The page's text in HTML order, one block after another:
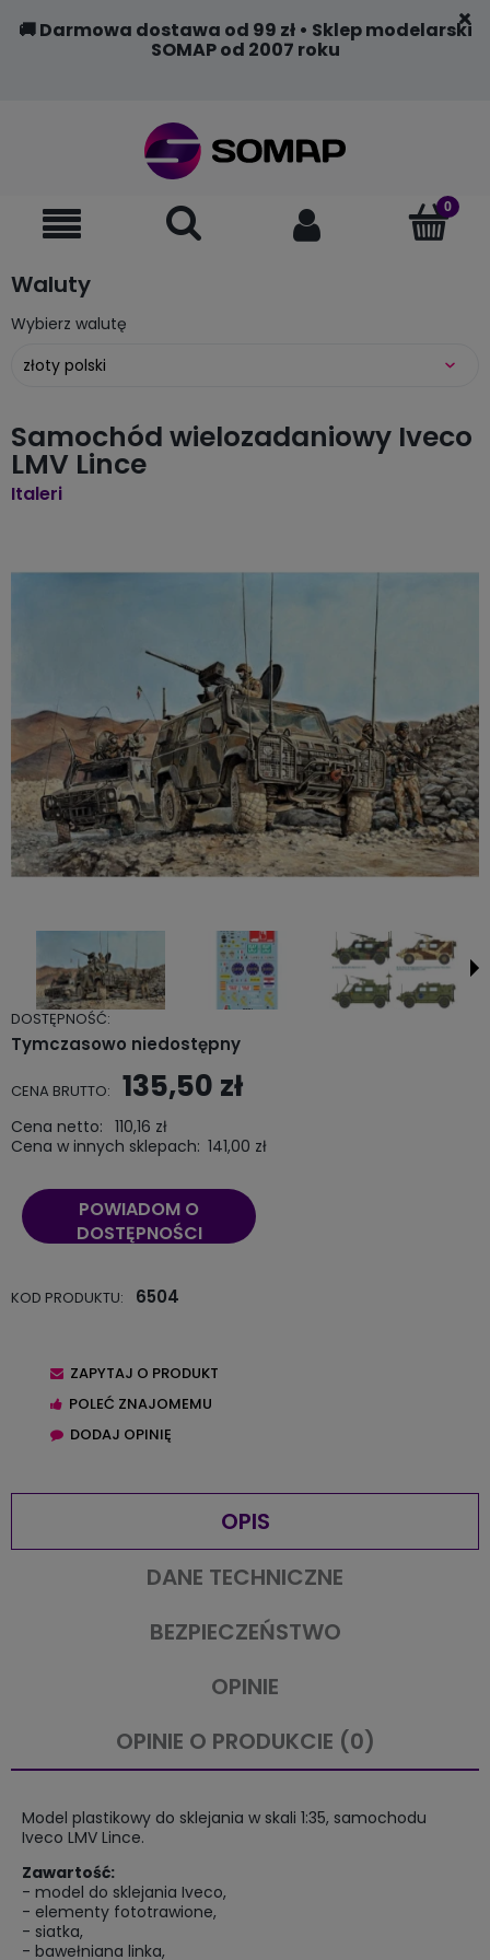
🚚 Darmowa dostawa od 99 zł • Sklep modelarski
SOMAP od 2007 roku
Waluty
Wybierz walutę
Samochód wielozadaniowy Iveco
LMV Lince
Italeri
DOSTĘPNOŚĆ:
Tymczasowo niedostępny
CENA BRUTTO: 135,50 zł
Cena netto: 110,16 zł
Cena w innych sklepach: 141,00 zł
POWIADOM O
DOSTĘPNOŚCI
KOD PRODUKTU: 6504
ZAPYTAJ O PRODUKT
POLEĆ ZNAJOMEMU
DODAJ OPINIĘ
OPIS
DANE TECHNICZNE
BEZPIECZEŃSTWO
OPINIE
OPINIE O PRODUKCIE (0)
Model plastikowy do sklejania w skali 1:35, samochodu
Iveco LMV Lince.
Zawartość:
- model do sklejania Iveco,
- elementy fototrawione,
- siatka,
- bawełniana linka,